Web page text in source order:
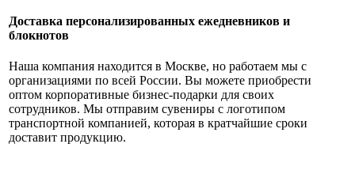
Доставка персонализированных ежедневников и
блокнотов
Наша компания находится в Москве, но работаем мы с
организациями по всей России. Вы можете приобрести
оптом корпоративные бизнес-подарки для своих
сотрудников. Мы отправим сувениры с логотипом
транспортной компанией, которая в кратчайшие сроки
доставит продукцию.